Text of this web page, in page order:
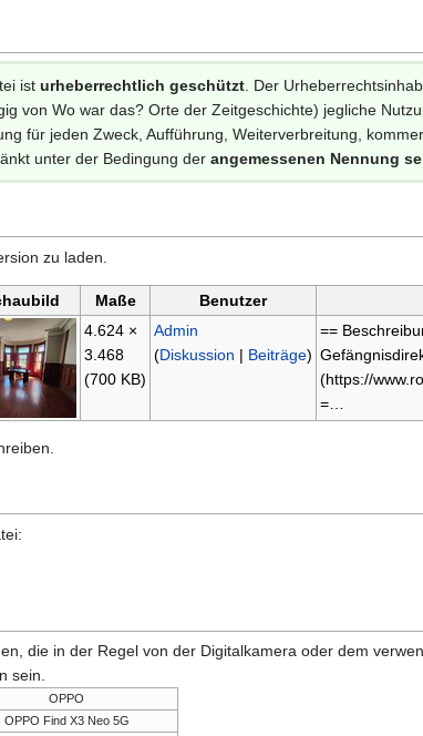
ist urheberrechtlich geschützt. Der
von Wo war das? Orte der Zeitgeschichte) jegliche
für jeden Zweck, Aufführung, Weiterverbreitung,
unter der Bedingung der angemessenen Nennung
zu laden.
Maße Benutzer
4.624 ×
3.468
(700 KB)
Admin
(Diskussion | Beiträge)
==
(https://
=…
die in der Regel von der Digitalkamera oder dem
sein.
OPPO
OPPO Find X3 Neo 5G